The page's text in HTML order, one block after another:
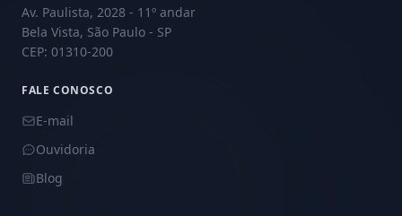
Av. Paulista, 2028 - 11º andar
Bela Vista, São Paulo - SP
CEP: 01310-200
FALE CONOSCO
E-mail
Ouvidoria
Blog